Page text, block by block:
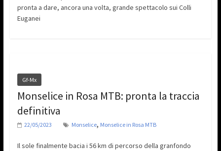
pronta a dare, ancora una volta, grande spettacolo sui Colli
Euganei
Gf-Mx
Monselice in Rosa MTB: pronta la traccia
definitiva
22/05/2023 Monselice, Monselice in Rosa MTB
Il sole finalmente bacia i 56 km di percorso della granfondo